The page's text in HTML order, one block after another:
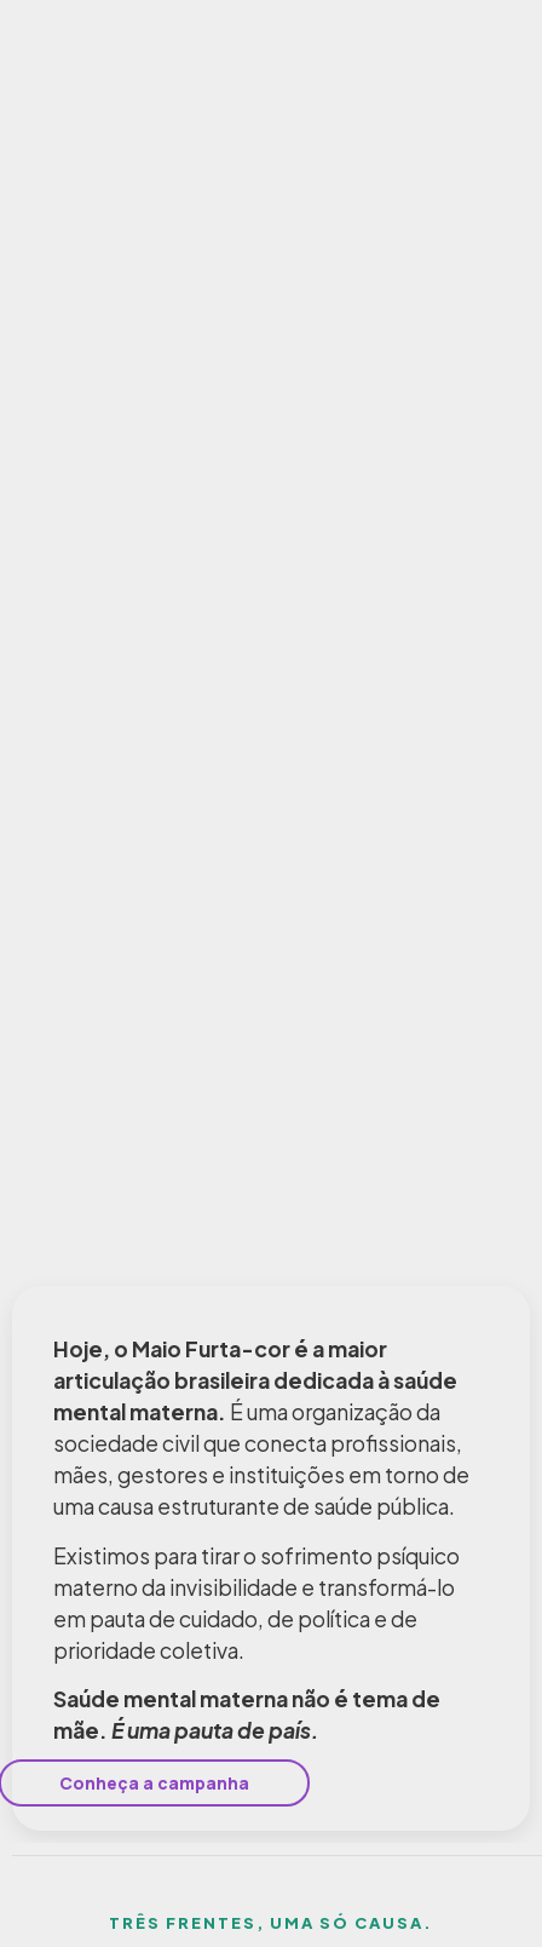
Hoje, o Maio Furta-cor é a maior
articulação brasileira dedicada à saúde
mental materna. É uma organização da
sociedade civil que conecta profissionais,
mães, gestores e instituições em torno de
uma causa estruturante de saúde pública.
Existimos para tirar o sofrimento psíquico
materno da invisibilidade e transformá-lo
em pauta de cuidado, de política e de
prioridade coletiva.
Saúde mental materna não é tema de
mãe. É uma pauta de país.
Conheça a campanha
TRÊS FRENTES, UMA SÓ CAUSA.